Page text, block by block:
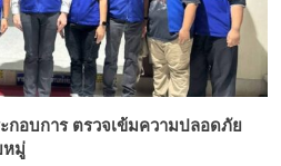
กอบการ ตรวจเข้มความปลอดภัย
หมู่